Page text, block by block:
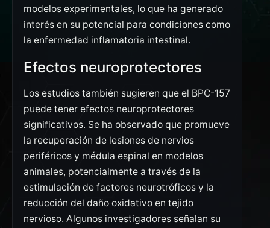
modelos experimentales, lo que ha generado
interés en su potencial para condiciones como
la enfermedad inflamatoria intestinal.
Efectos neuroprotectores
Los estudios también sugieren que el BPC-157
puede tener efectos neuroprotectores
significativos. Se ha observado que promueve
la recuperación de lesiones de nervios
periféricos y médula espinal en modelos
animales, potencialmente a través de la
estimulación de factores neurotróficos y la
reducción del daño oxidativo en tejido
nervioso. Algunos investigadores señalan su